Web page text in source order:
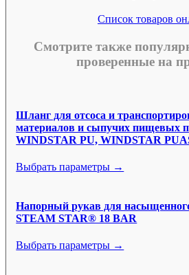
Список товаров
Смотрите также
проверенные на
Шланг для отсоса и
материалов и сыпучих пищевых
WINDSTAR PU, WINDSTAR
Выбрать параметры →
Напорный рукав для
STEAM STAR® 18 BAR
Выбрать параметры →